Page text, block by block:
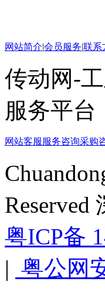
网站简介|会员服务|联系
传动网-
服务平台
网站客服 服务咨询采购
粤ICP备
| 粤公网